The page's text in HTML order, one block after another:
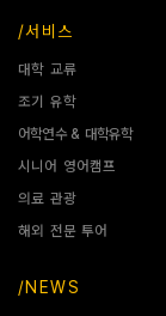
/서비스
대학 교류
조기 유학
어학연수 & 대학유학
시니어 영어캠프
의료 관광
해외 전문 투어
/NEWS